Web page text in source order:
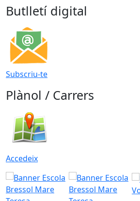
Butlletí digital
Subscriu-te
Plànol / Carrers
Accedeix